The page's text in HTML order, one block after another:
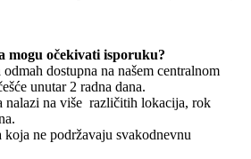
mogu očekivati isporuku?
dostupna na našem centralnom
unutar 2 radna dana.
nalazi na više različitih lokacija, rok
ne podržavaju svakodnevnu